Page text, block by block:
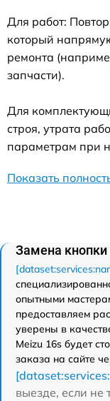
Для работ:
который
ремонта
запчасти).
Для
строя, утрата
параметрам при
Показать
Замена
опытными
предоставляем
уверены в
Meizu 16s будет
заказа на сайте
выезде, если не